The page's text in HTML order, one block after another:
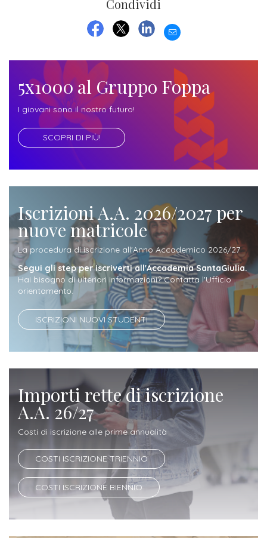
SERVIZI
iscrizione
Costi
iscrizione
biennio
Come
Iscriversi
step
nostro
studente
Sbocchi
professionali
lavoro
5x1000 al Gruppo Foppa
I giovani sono il nostro futuro!
SCOPRI DI PIÙ!
Iscrizioni A.A. 2026/2027 per
nuove matricole
La procedura di iscrizione all'Anno Accademico 2026/27
Segui gli step per iscriverti all'Accademia SantaGiulia.
Hai bisogno di ulteriori informazioni? Contatta l'Ufficio
orientamento.
ISCRIZIONI NUOVI STUDENTI
Importi rette di iscrizione
A.A. 26/27
Costi di iscrizione alle prime annualità
COSTI ISCRIZIONE TRIENNIO
COSTI ISCRIZIONE BIENNIO
Condividi
LINKEDIN
EMAIL